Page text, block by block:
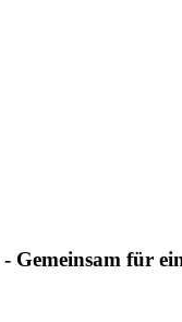
Gemeinsam für